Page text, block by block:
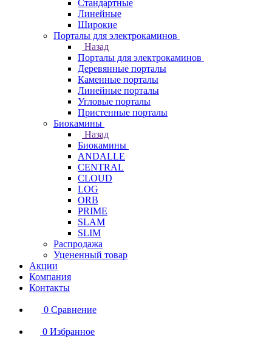
Стандартные
Линейные
Широкие
Порталы для электрокаминов
Назад
Порталы для электрокаминов
Деревянные порталы
Каменные порталы
Линейные порталы
Угловые порталы
Пристенные порталы
Биокамины
Назад
Биокамины
ANDALLE
CENTRAL
CLOUD
LOG
ORB
PRIME
SLAM
SLIM
Распродажа
Уцененный товар
Акции
Компания
Контакты
0 Сравнение
0 Избранное